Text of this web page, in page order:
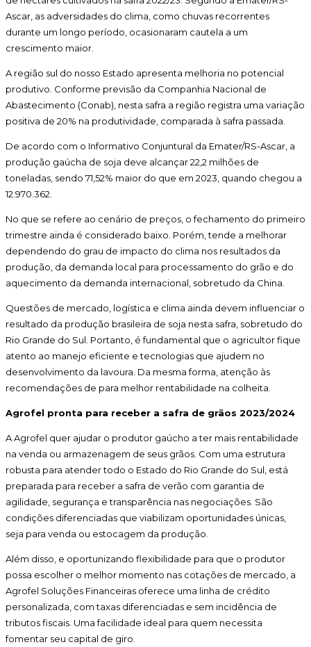
Ascar, as adversidades do clima, como chuvas recorrentes
durante um longo período, ocasionaram cautela a um
crescimento maior.
A região sul do nosso Estado apresenta melhoria no potencial
produtivo. Conforme previsão da Companhia Nacional de
Abastecimento (Conab), nesta safra a região registra uma variação
positiva de 20% na produtividade, comparada à safra passada.
De acordo com o Informativo Conjuntural da Emater/RS-Ascar, a
produção gaúcha de soja deve alcançar 22,2 milhões de
toneladas, sendo 71,52% maior do que em 2023, quando chegou a
12.970.362.
No que se refere ao cenário de preços, o fechamento do primeiro
trimestre ainda é considerado baixo. Porém, tende a melhorar
dependendo do grau de impacto do clima nos resultados da
produção, da demanda local para processamento do grão e do
aquecimento da demanda internacional, sobretudo da China.
Questões de mercado, logística e clima ainda devem influenciar o
resultado da produção brasileira de soja nesta safra, sobretudo do
Rio Grande do Sul. Portanto, é fundamental que o agricultor fique
atento ao manejo eficiente e tecnologias que ajudem no
desenvolvimento da lavoura. Da mesma forma, atenção às
recomendações de para melhor rentabilidade na colheita.
Agrofel pronta para receber a safra de grãos 2023/2024
A Agrofel quer ajudar o produtor gaúcho a ter mais rentabilidade
na venda ou armazenagem de seus grãos. Com uma estrutura
robusta para atender todo o Estado do Rio Grande do Sul, está
preparada para receber a safra de verão com garantia de
agilidade, segurança e transparência nas negociações. São
condições diferenciadas que viabilizam oportunidades únicas,
seja para venda ou estocagem da produção.
Além disso, e oportunizando flexibilidade para que o produtor
possa escolher o melhor momento nas cotações de mercado, a
Agrofel Soluções Financeiras oferece uma linha de crédito
personalizada, com taxas diferenciadas e sem incidência de
tributos fiscais. Uma facilidade ideal para quem necessita
fomentar seu capital de giro.